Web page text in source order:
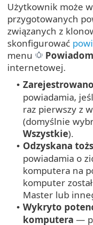
Użytkownik może
przygotowanych
związanych z
skonfigurować
menu
internetowej.
•
powiadamia,
raz pierwszy z
(domyślnie
Wszystkie).
• Odzyskana
powiadamia o
komputera na
komputer
Master lub
• Wykryto
komputera —